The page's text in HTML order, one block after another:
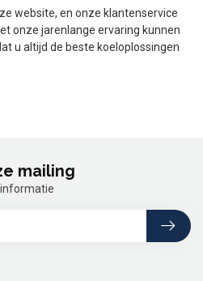
website, en onze klantenservice
onze jarenlange ervaring kunnen
u altijd de beste koeloplossingen
mailing